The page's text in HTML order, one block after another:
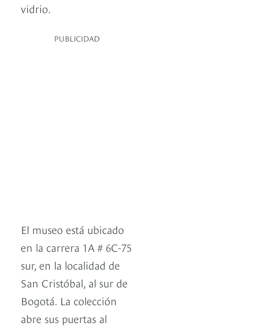
vidrio.
PUBLICIDAD
El museo está ubicado
en la carrera 1A # 6C-75
sur, en la localidad de
San Cristóbal, al sur de
Bogotá. La colección
abre sus puertas al